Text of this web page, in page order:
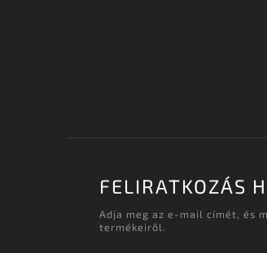
FELIRATKOZÁS
Adja meg az e-mail címét, és
termékeiről.